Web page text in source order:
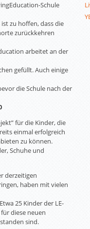
Schule
zu hoffen, dass die
zurückkehren
arbeitet an der
gefüllt. Auch einige
die Schule nach der
für die Kinder, die
einmal erfolgreich
zu können.
Schuhe und
derzeitigen
haben mit vielen
25 Kinder der LE-
diese neuen
sind.